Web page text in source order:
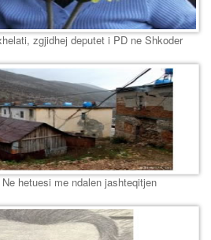
zgjidhej deputet i PD ne Shkoder
hetuesi me ndalen jashteqitjen